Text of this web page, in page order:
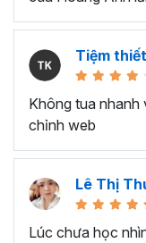
dụng đã lâu
chưa biết
Nhân viên văn
việc với dữ
Excel để quản
tích và đưa ra
Sinh viên,
phục vụ mục
quản lý tài
….
Tiệm
Không tua nhanh
chỉnh web
Lê Thị
Lúc chưa học